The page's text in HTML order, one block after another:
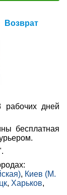
Возврат
рабочих дней
бесплатная
, Киев (М.
, Харьков,